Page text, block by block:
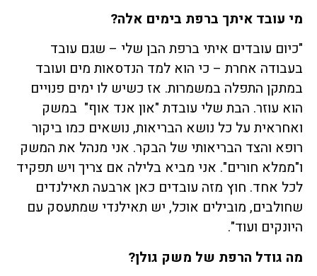
מי עובד איתך ברפת בימים אלה?
"כיום עובדים איתי ברפת הבן שלי – שגם עובד
בעבודה אחרת – כי הוא למד הנדסאות מים ועובד
במתקן התפלה במשמרות. אז כשיש לו ימים פנויים
הוא עוזר. הבת שלי עובדת "און אנד אוף" במשק
ואחראית על כל נושא הבריאות, נושאים כמו ביקור
רופא והצד הבריאותי של הבקר. אני מנהל את המשק
ו"ממלא חורים". אני מביא בלילה אם צריך ויש תפקיד
לכל אחד. חוץ מזה עובדים כאן ארבעה תאילנדים
שחולבים, מובילים אוכל, יש תאילנדי שמתעסק עם
היונקים ועוד".
מה גודל הרפת של משק גולן?